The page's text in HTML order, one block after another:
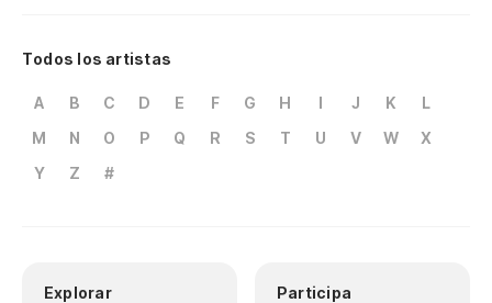
Todos los artistas
A B C D E F G H I J K
L
M
N O P Q R S T U V W
X
Y
Z #
Explorar Participa